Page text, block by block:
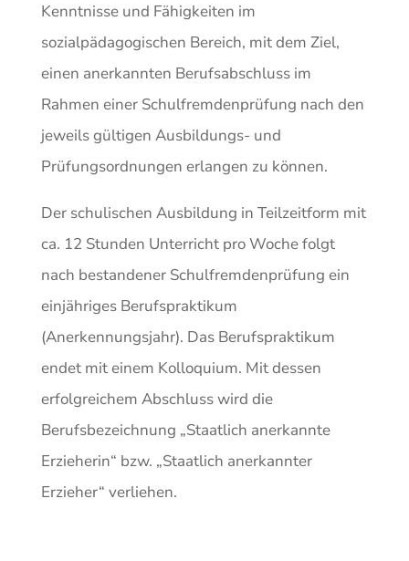
Kenntnisse und Fähigkeiten im
sozialpädagogischen Bereich, mit dem Ziel,
einen anerkannten Berufsabschluss im
Rahmen einer Schulfremdenprüfung nach den
jeweils gültigen Ausbildungs- und
Prüfungsordnungen erlangen zu können.
Der schulischen Ausbildung in Teilzeitform mit
ca. 12 Stunden Unterricht pro Woche folgt
nach bestandener Schulfremdenprüfung ein
einjähriges Berufspraktikum
(Anerkennungsjahr). Das Berufspraktikum
endet mit einem Kolloquium. Mit dessen
erfolgreichem Abschluss wird die
Berufsbezeichnung „Staatlich anerkannte
Erzieherin“ bzw. „Staatlich anerkannter
Erzieher“ verliehen.